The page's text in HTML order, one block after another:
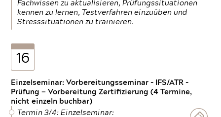
Fachwissen zu aktualisieren, Prüfungssituationen
kennen zu lernen, Testverfahren einzuüben und
Stresssituationen zu trainieren.
16
Einzelseminar: Vorbereitungsseminar - IFS/ATR -
Prüfung — Vorbereitung Zertifizierung (4 Termine,
nicht einzeln buchbar)
Termin 3/4: Einzelseminar: